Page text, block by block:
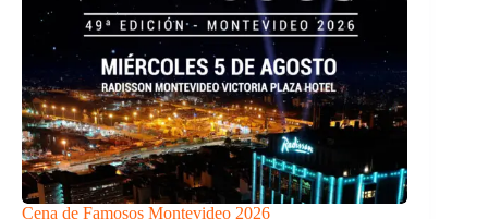
Cena de Famosos Montevideo 2026